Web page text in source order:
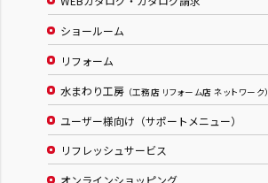
ショールーム
リフォーム
水まわり工房 （工務店 リフォーム店 ネットワーク）
ユーザー様向け（サポートメニュー）
リフレッシュサービス